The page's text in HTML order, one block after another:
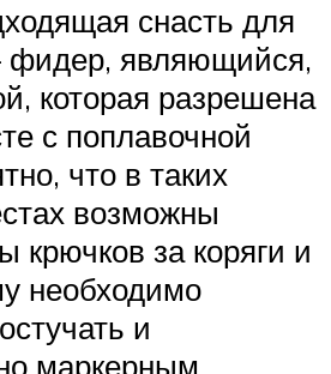
снасть для
фидер, являющийся,
которая разрешена
с поплавочной
что в таких
возможны
крючков за коряги и
необходимо
и
маркерным